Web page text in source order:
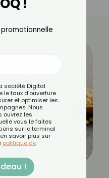
société Digital
le taux d'ouverture
et optimiser les
Nous
ouvrez les
vous le faites
sur le terminal
savoir plus sur
politique de
!